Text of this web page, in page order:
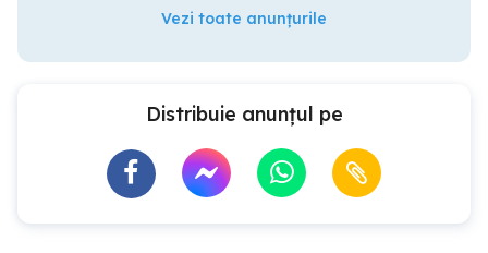
Vezi toate anunțurile
Distribuie anunțul pe